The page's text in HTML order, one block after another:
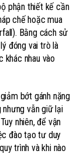
phận thiết kế cần
chế hoặc mua
Bằng cách sử
đóng vai trò là
khác nhau vào
bớt gánh nặng
vẫn giữ lại
nhiên, để vận
đào tạo tư duy
trình và khi nào